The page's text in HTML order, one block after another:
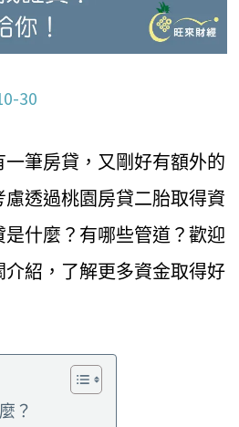
30
筆房貸，又剛好有額外的
透過桃園房貸二胎取得資
什麼？有哪些管道？歡迎
紹，了解更多資金取得好
？